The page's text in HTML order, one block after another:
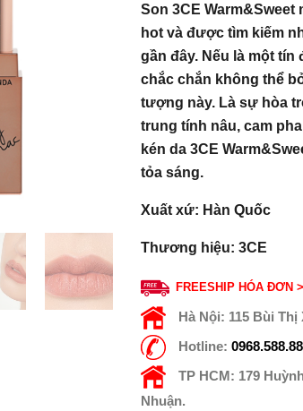
Son 3CE Warm&Sweet
hot và được tìm kiếm
gần đây. Nếu là một tín
chắc chắn không thể
tượng này. Là sự hòa
trung tính nâu, cam
kén da 3CE
tỏa sáng.
Xuất xứ: Hàn Quốc
Thương hiệu: 3CE
FREESHIP HÓA ĐƠN
Hà Nội: 115 Bùi Thị
Hotline:
TP HCM: 179
Nhuận.